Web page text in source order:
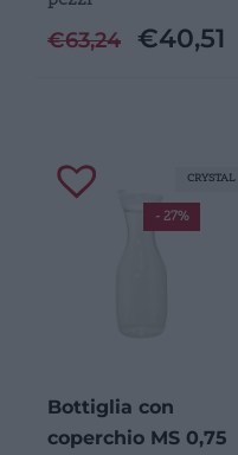
€63,24 €40,51
Bottiglia con
coperchio MS 0,75
- 27%
CRYSTAL